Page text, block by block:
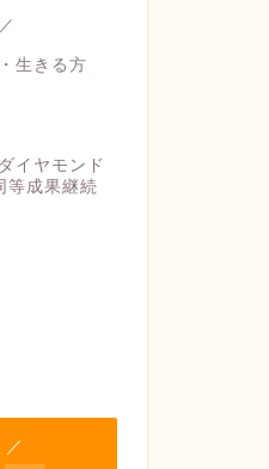
生きる方
イヤモンド
等成果継続